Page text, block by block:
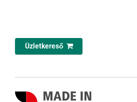
Üzletkereső